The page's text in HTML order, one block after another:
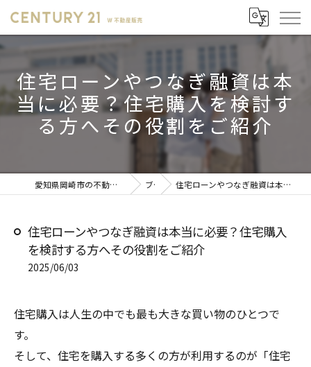
住宅ローンやつなぎ融資は本
当に必要？住宅購入を検討す
る方へその役割をご紹介
愛知県岡崎市の不動産売却ならセンチュリー21 W不動産販売 ブログ 住宅ローンやつなぎ融資は本当に必要？住宅購入を検討する方へその役割をご紹介
住宅ローンやつなぎ融資は本当に必要？住宅購入
を検討する方へその役割をご紹介
2025/06/03
住宅購入は人生の中でも最も大きな買い物のひとつで
す。
そして、住宅を購入する多くの方が利用するのが「住宅